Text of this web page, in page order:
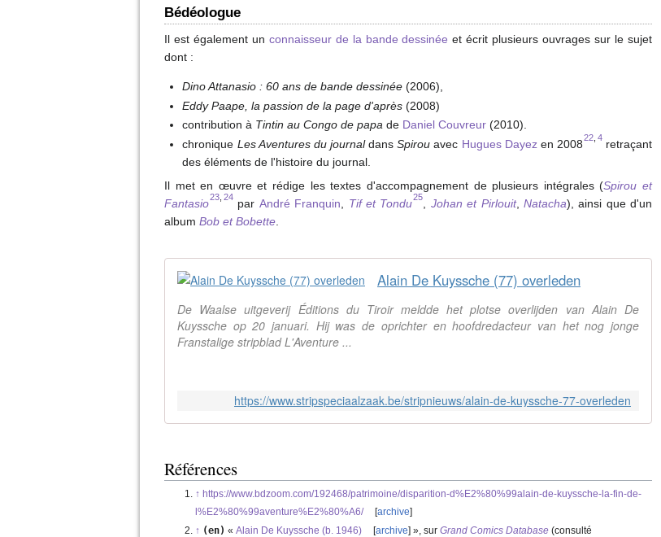
Bédéologue
Il est également un connaisseur de la bande dessinée et écrit plusieurs ouvrages sur le sujet
dont :
Dino Attanasio : 60 ans de bande dessinée (2006),
Eddy Paape, la passion de la page d'après (2008)
contribution à Tintin au Congo de papa de Daniel Couvreur (2010).
chronique Les Aventures du journal dans Spirou avec Hugues Dayez en 200822, 4 retraçant
des éléments de l'histoire du journal.
Il met en œuvre et rédige les textes d'accompagnement de plusieurs intégrales (Spirou et
Fantasio23 24 par André Franquin Tif et Tondu25 Johan et Pirlouit, Natacha), ainsi que d'un
album Bob et Bobette
Alain De Kuyssche (77) overleden
De Waalse uitgeverij Éditions du Tiroir meldde het plotse overlijden van Alain De
Kuyssche op 20 januari. Hij was de oprichter en hoofdredacteur van het nog jonge
Franstalige stripblad L'Aventure ...
https://www.stripspeciaalzaak.be/stripnieuws/alain-de-kuyssche-77-overleden
Références
↑ https://www.bdzoom.com/192468/patrimoine/disparition-d%E2%80%99alain-de-kuyssche-la-fin-de-
l%E2%80%99aventure%E2%80%A6/
[archive]
↑ (en) «Alain De Kuyssche (b. 1946) [archive] », sur Grand Comics Database (consulté